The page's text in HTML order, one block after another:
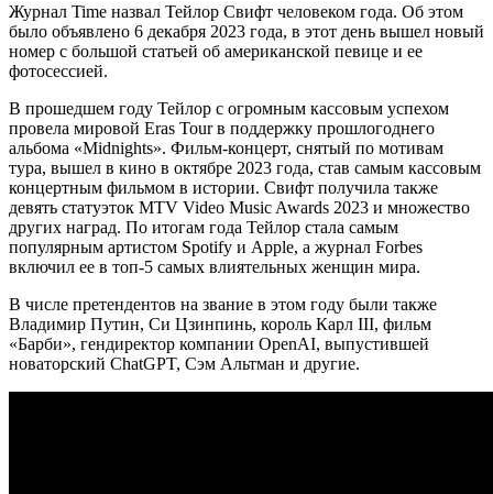
Журнал Time назвал Тейлор Свифт человеком года. Об этом
было объявлено 6 декабря 2023 года, в этот день вышел новый
номер с большой статьей об американской певице и ее
фотосессией.
В прошедшем году Тейлор с огромным кассовым успехом
провела мировой Eras Tour в поддержку прошлогоднего
альбома «Midnights». Фильм-концерт, снятый по мотивам
тура, вышел в кино в октябре 2023 года, став самым кассовым
концертным фильмом в истории. Свифт получила также
девять статуэток MTV Video Music Awards 2023 и множество
других наград. По итогам года Тейлор стала самым
популярным артистом Spotify и Apple, а журнал Forbes
включил ее в топ-5 самых влиятельных женщин мира.
В числе претендентов на звание в этом году были также
Владимир Путин, Си Цзинпинь, король Карл III, фильм
«Барби», гендиректор компании OpenAI, выпустившей
новаторский ChatGPT, Сэм Альтман и другие.